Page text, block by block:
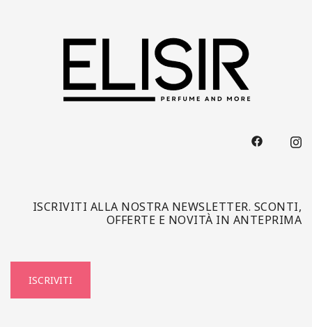
ISCRIVITI ALLA NOSTRA NEWSLETTER. SCONTI,
OFFERTE E NOVITÀ IN ANTEPRIMA
ISCRIVITI